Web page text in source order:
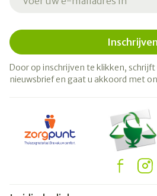
Inschrijven
Door op inschrijven te klikken, schrijft
nieuwsbrief en gaat u akkoord met